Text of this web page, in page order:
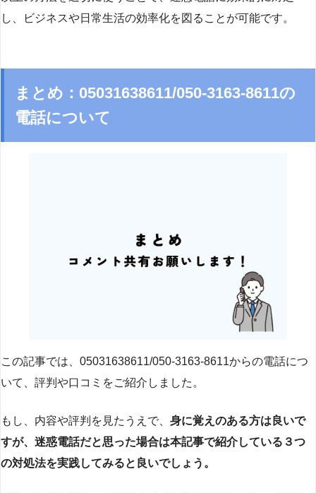
し、ビジネスや日常生活の効率化を図ることが可能です。
まとめ：05031638611/050-3163-8611の
電話について
この記事では、05031638611/050-3163-8611からの電話につ
いて、評判や口コミをご紹介しました。
もし、内容や評判を見たうえで、 身に覚えのある方は良いで
すが、迷惑電話だと思った場合は本記事で紹介している３つ
の対処法を実践してみると良いでしょう。